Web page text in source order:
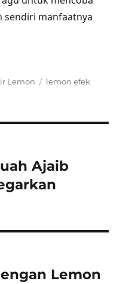
sendiri manfaatnya
Lemon Tags
lemon efek
Ajaib
Lemon